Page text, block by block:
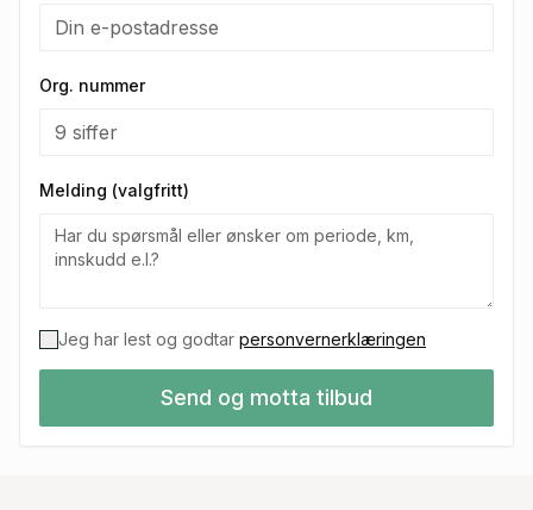
Org. nummer
Melding (valgfritt)
Jeg har lest og godtar personvernerklæringen
Send og motta tilbud